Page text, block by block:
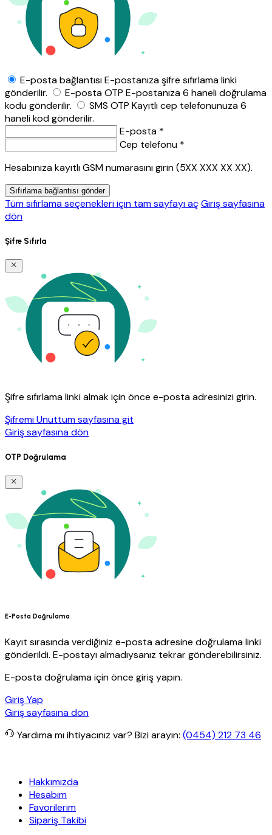
E-posta bağlantısıE-postanıza şifre sıfırlama linki
gönderilir.
E-posta OTP E-postanıza 6 haneli doğrulama
kodu gönderilir.
SMS OTP Kayıtlı cep telefonunuza 6
haneli kod gönderilir.
E-posta *
Cep telefonu *
Hesabınıza kayıtlı GSM numarasını girin (5XX XXX XX XX).
Sıfırlama bağlantısı gönder
Tüm sıfırlama seçenekleri için tam sayfayı açGiriş sayfasına
dön
Şifre Sıfırla
Şifre sıfırlama linki almak için önce e-posta adresinizi girin.
Şifremi Unuttum sayfasına git
Giriş sayfasına dön
OTP Doğrulama
E-Posta Doğrulama
Kayıt sırasında verdiğiniz e-posta adresine doğrulama linki
gönderildi. E-postayı almadıysanız tekrar gönderebilirsiniz.
E-posta doğrulama için önce giriş yapın.
Giriş Yap
Giriş sayfasına dön
Yardıma mı ihtiyacınız var? Bizi arayın: (0454) 212 73 46
Hakkımızda
Hesabım
Favorilerim
Sipariş Takibi